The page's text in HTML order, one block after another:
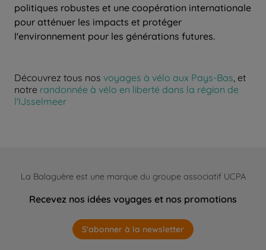
politiques robustes et une coopération internationale
pour atténuer les impacts et protéger
l'environnement pour les générations futures.
Découvrez tous nos voyages à vélo aux Pays-Bas , et
notre randonnée à vélo en liberté dans la région de
l'IJsselmeer
La Balaguère est une marque du groupe associatif UCPA
Recevez nos idées voyages et nos promotions
S'abonner à la newsletter